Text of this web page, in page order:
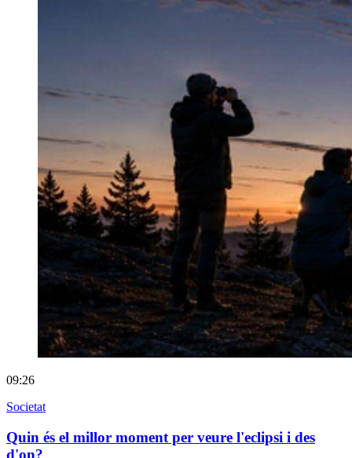
09:26
Societat
Quin és el millor moment per veure l'eclipsi i des
d'on?